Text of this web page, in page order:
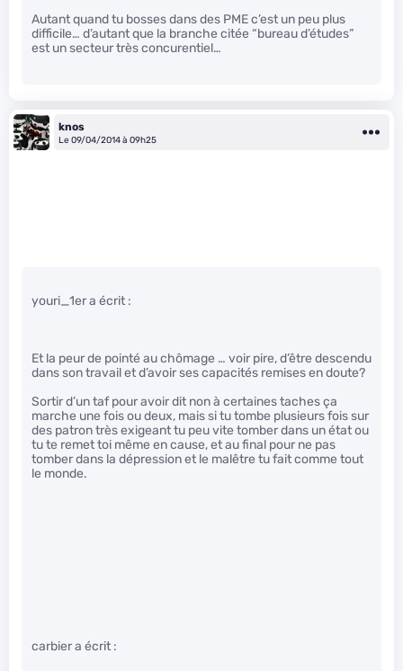
Autant quand tu bosses dans des PME c’est un peu plus
difficile… d’autant que la branche citée “bureau d’études”
est un secteur très concurentiel…
knos
Le 09/04/2014 à 09h25
youri_1er a écrit :
Et la peur de pointé au chômage … voir pire, d’être descendu
dans son travail et d’avoir ses capacités remises en doute?
Sortir d’un taf pour avoir dit non à certaines taches ça
marche une fois ou deux, mais si tu tombe plusieurs fois sur
des patron très exigeant tu peu vite tomber dans un état ou
tu te remet toi même en cause, et au final pour ne pas
tomber dans la dépression et le malêtre tu fait comme tout
le monde.
carbier a écrit :